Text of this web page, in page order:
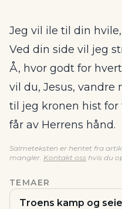
Jeg vil ile til din
Ved din side vil jeg
Å, hvor godt for
vil du, Jesus, vandre
til jeg kronen hist for
får av Herrens hånd.
Salmeteksten er hentet fra
mangler. Kontakt oss hvis du
TEMAER
Troens kamp og